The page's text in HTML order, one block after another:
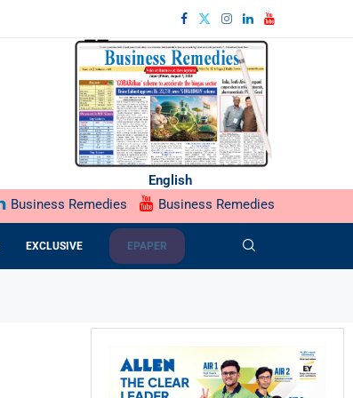
English
Business Remedies Business Remedies
EXCLUSIVE EPAPER